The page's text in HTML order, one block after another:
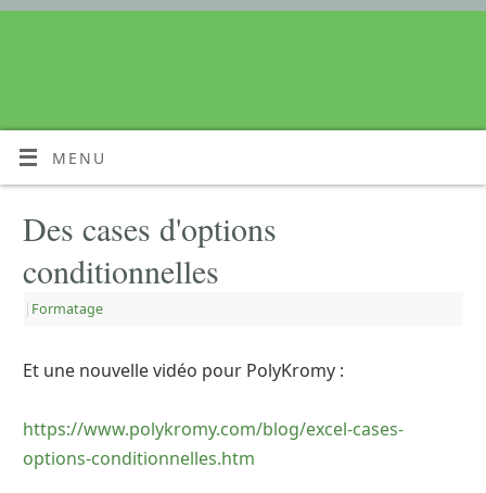
MENU
Des cases d'options
conditionnelles
| Formatage
Et une nouvelle vidéo pour PolyKromy :
https://www.polykromy.com/blog/excel-cases-
options-conditionnelles.htm